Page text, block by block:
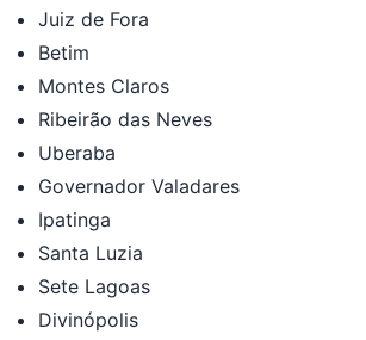
Juiz de Fora
Betim
Montes Claros
Ribeirão das Neves
Uberaba
Governador Valadares
Ipatinga
Santa Luzia
Sete Lagoas
Divinópolis